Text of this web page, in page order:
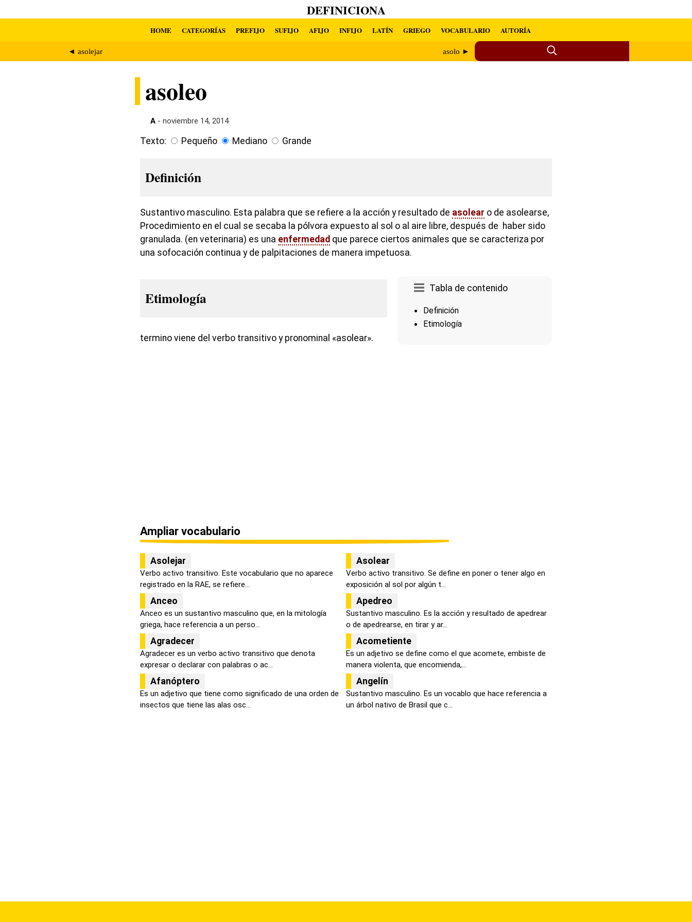
DEFINICIONA
HOME CATEGORÍAS PREFIJO SUFIJO AFIJO INFIJO LATÍN GRIEGO VOCABULARIO AUTORÍA
◄ asolejar asolo ►
asoleo
A - noviembre 14, 2014
Texto: Pequeño Mediano Grande
Definición
Sustantivo masculino. Esta palabra que se refiere a la acción y resultado de asolear o de asolearse,
Procedimiento en el cual se secaba la pólvora expuesto al sol o al aire libre, después de haber sido
granulada. (en veterinaria) es una enfermedad que parece ciertos animales que se caracteriza por
una sofocación continua y de palpitaciones de manera impetuosa.
Tabla de contenido
Definición
Etimología
Etimología
termino viene del verbo transitivo y pronominal «asolear».
Ampliar vocabulario
Asolejar
Verbo activo transitivo. Este vocabulario que no aparece
registrado en la RAE, se refiere...
Asolear
Verbo activo transitivo. Se define en poner o tener algo en
exposición al sol por algún t...
Anceo
Anceo es un sustantivo masculino que, en la mitología
griega, hace referencia a un perso...
Apedreo
Sustantivo masculino. Es la acción y resultado de apedrear
o de apedrearse, en tirar y ar...
Agradecer
Agradecer es un verbo activo transitivo que denota
expresar o declarar con palabras o ac...
Acometiente
Es un adjetivo se define como el que acomete, embiste de
manera violenta, que encomienda,...
Afanóptero
Es un adjetivo que tiene como significado de una orden de
insectos que tiene las alas osc...
Angelín
Sustantivo masculino. Es un vocablo que hace referencia a
un árbol nativo de Brasil que c...